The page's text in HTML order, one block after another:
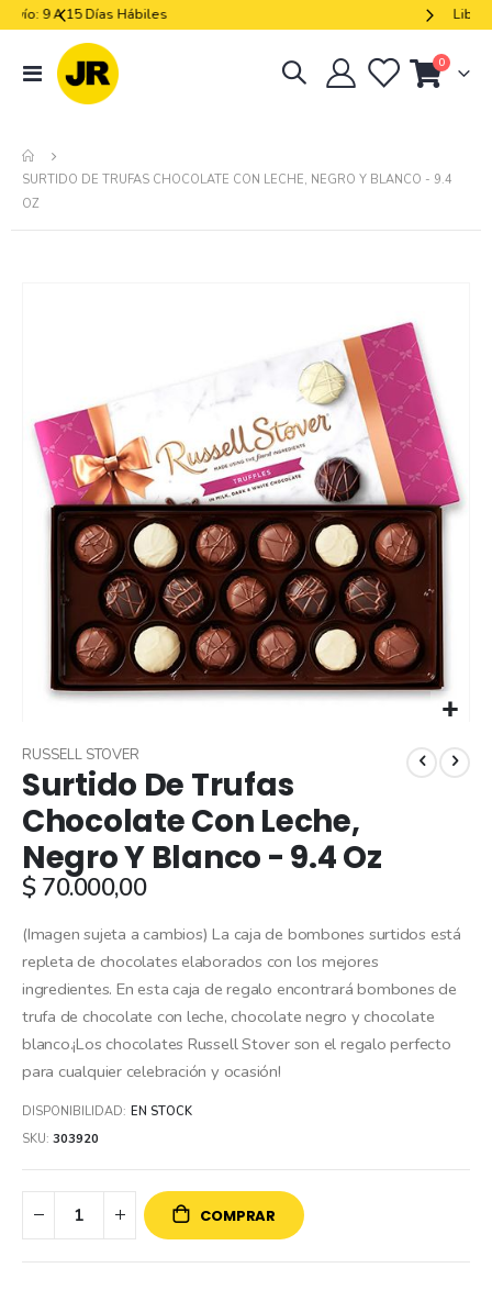
navegación
Cart
0artículos
SURTIDO DE TRUFAS CHOCOLATE CON LECHE, NEGRO Y BLANCO - 9.4
OZ
images
gallery
to
the
beginning
of
the
images
gallery
Surtido De Trufas
Chocolate Con Leche,
Negro Y Blanco - 9.4 Oz
RUSSELL STOVER
$ 70.000,00
(Imagen sujeta a cambios) La caja de bombones surtidos está
repleta de chocolates elaborados con los mejores
ingredientes. En esta caja de regalo encontrará bombones de
trufa de chocolate con leche, chocolate negro y chocolate
blanco.¡Los chocolates Russell Stover son el regalo perfecto
para cualquier celebración y ocasión!
DISPONIBILIDAD: EN STOCK
SKU 303920
COMPRAR